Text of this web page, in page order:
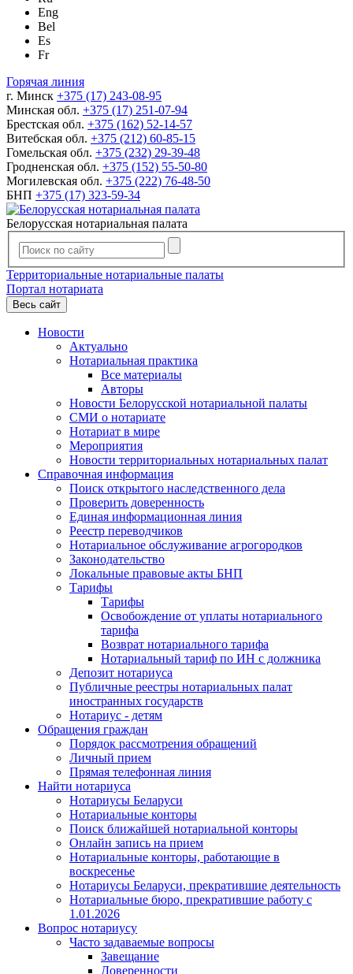
Eng
Bel
Es
Fr
Горячая линия
г. Минск +375 (17) 243-08-95
Минская обл. +375 (17) 251-07-94
Брестская обл. +375 (162) 52-14-57
Витебская обл. +375 (212) 60-85-15
Гомельская обл. +375 (232) 29-39-48
Гродненская обл. +375 (152) 55-50-80
Могилевская обл. +375 (222) 76-48-50
БНП +375 (17) 323-59-34
Белорусская нотариальная палата
Территориальные нотариальные палаты
Портал нотариата
Весь сайт
Новости
Актуально
Нотариальная практика
Все материалы
Авторы
Новости Белорусской нотариальной палаты
СМИ о нотариате
Нотариат в мире
Мероприятия
Новости территориальных нотариальных палат
Справочная информация
Поиск открытого наследственного дела
Проверить доверенность
Единая информационная линия
Реестр переводчиков
Нотариальное обслуживание агрогородков
Законодательство
Локальные правовые акты БНП
Тарифы
Тарифы
Освобождение от уплаты нотариального
тарифа
Возврат нотариального тарифа
Нотариальный тариф по ИН с должника
Депозит нотариуса
Публичные реестры нотариальных палат
иностранных государств
Нотариус - детям
Обращения граждан
Порядок рассмотрения обращений
Личный прием
Прямая телефонная линия
Найти нотариуса
Нотариусы Беларуси
Нотариальные конторы
Поиск ближайшей нотариальной конторы
Онлайн запись на прием
Нотариальные конторы, работающие в
воскресенье
Нотариусы Беларуси, прекратившие деятельность
Нотариальные бюро, прекратившие работу с
1.01.2026
Вопрос нотариусу
Часто задаваемые вопросы
Завещание
Доверенности